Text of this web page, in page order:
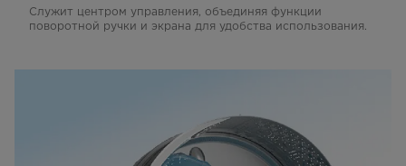
Служит центром управления, объединяя функции
поворотной ручки и экрана для удобства использования.